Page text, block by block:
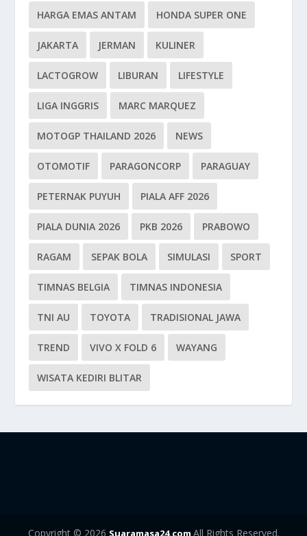
HARGA EMAS ANTAM HONDA SUPER ONE
JAKARTA JERMAN KULINER
LACTOGROW LIBURAN LIFESTYLE
LIGA INGGRIS MARC MARQUEZ
MOTOGP THAILAND 2026 NEWS
OTOMOTIF PARAGONCORP PARAGUAY
PETERNAK PUYUH PIALA AFF 2026
PIALA DUNIA 2026 PKB 2026 PRABOWO
RAGAM SEPAK BOLA SIMULASI SPORT
TIMNAS BELGIA TIMNAS INDONESIA
TNI AU TOYOTA TRADISIONAL JAWA
TREND VIVO X FOLD 6 WAYANG
WISATA KEDIRI BLITAR
Copyright © 2026 Suaramasa24.com All Rights Reserved.